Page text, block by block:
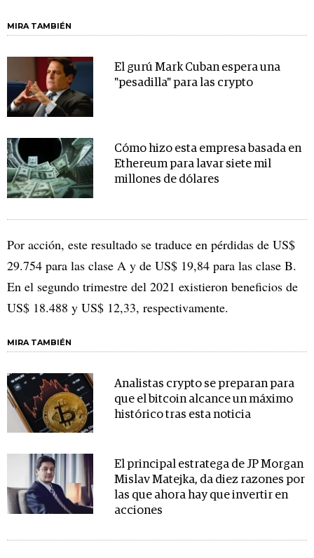
MIRA TAMBIÉN
El gurú Mark Cuban espera una
"pesadilla" para las crypto
Cómo hizo esta empresa basada en
Ethereum para lavar siete mil
millones de dólares
Por acción, este resultado se traduce en pérdidas de US$
29.754 para las clase A y de US$ 19,84 para las clase B.
En el segundo trimestre del 2021 existieron beneficios de
US$ 18.488 y US$ 12,33, respectivamente.
MIRA TAMBIÉN
Analistas crypto se preparan para
que el bitcoin alcance un máximo
histórico tras esta noticia
El principal estratega de JP Morgan
Mislav Matejka, da diez razones por
las que ahora hay que invertir en
acciones